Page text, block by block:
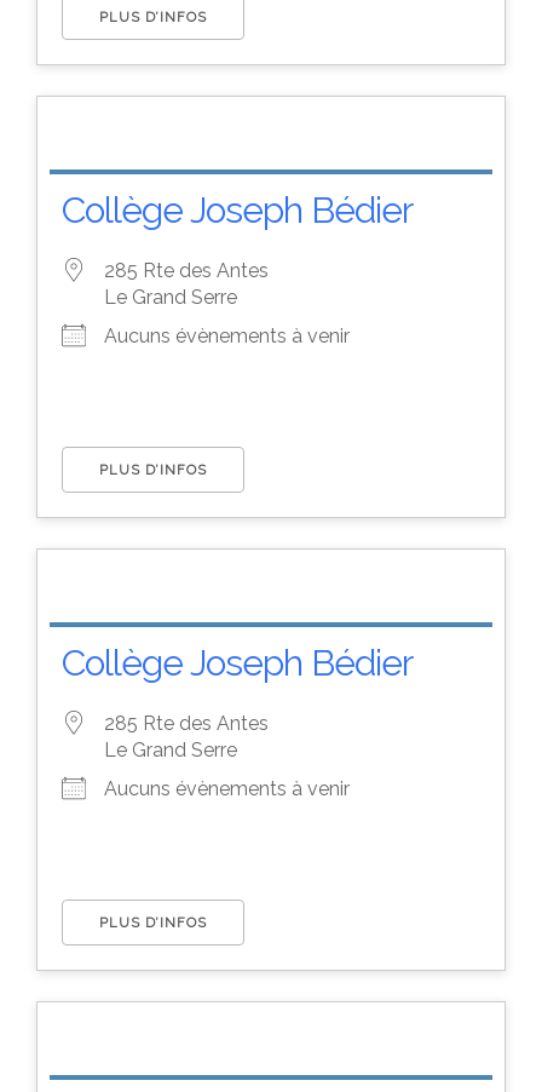
PLUS D’INFOS
Collège Joseph Bédier
285 Rte des Antes
Le Grand Serre
Aucuns évènements à venir
PLUS D’INFOS
Collège Joseph Bédier
285 Rte des Antes
Le Grand Serre
Aucuns évènements à venir
PLUS D’INFOS